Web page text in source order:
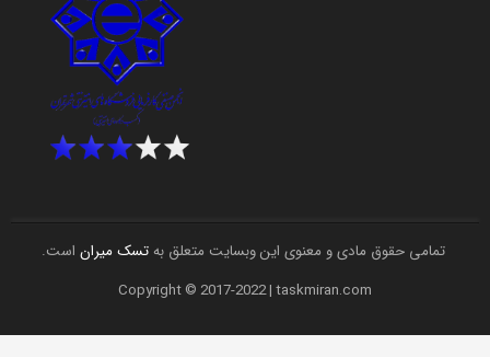
تمامی حقوق مادی و معنوی این وبسایت متعلق بهتسک میران است.
Copyright © 2017-2022 | taskmiran.com